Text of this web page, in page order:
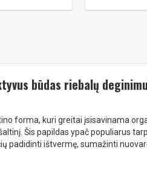
būdas riebalų
forma, kuri greitai įsisavinama
Šis papildas ypač populiarus tarp
padidinti ištvermę, sumažinti